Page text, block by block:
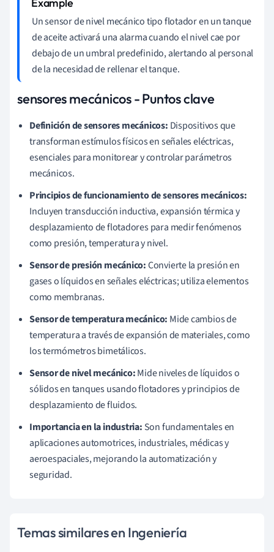
Un sensor de nivel mecánico tipo flotador en un tanque
de aceite activará una alarma cuando el nivel cae por
debajo de un umbral predefinido, alertando al personal
de la necesidad de rellenar el tanque.
sensores mecánicos - Puntos clave
Definición de sensores mecánicos: Dispositivos que
transforman estímulos físicos en señales eléctricas,
esenciales para monitorear y controlar parámetros
mecánicos.
Principios de funcionamiento de sensores mecánicos:
Incluyen transducción inductiva, expansión térmica y
desplazamiento de flotadores para medir fenómenos
como presión, temperatura y nivel.
Sensor de presión mecánico:Convierte la presión en
gases o líquidos en señales eléctricas; utiliza elementos
como membranas.
Sensor de temperatura mecánico: Mide cambios de
temperatura a través de expansión de materiales, como
los termómetros bimetálicos.
Sensor de nivel mecánico:Mide niveles de líquidos o
sólidos en tanques usando flotadores y principios de
desplazamiento de fluidos.
Importancia en la industria: Son fundamentales en
aplicaciones automotrices, industriales, médicas y
aeroespaciales, mejorando la automatización y
seguridad.
Temas similares en Ingeniería